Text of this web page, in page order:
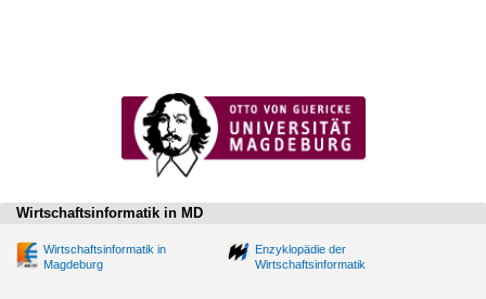
Wirtschaftsinformatik in MD
Wirtschaftsinformatik in
Magdeburg
Enzyklopädie der
Wirtschaftsinformatik